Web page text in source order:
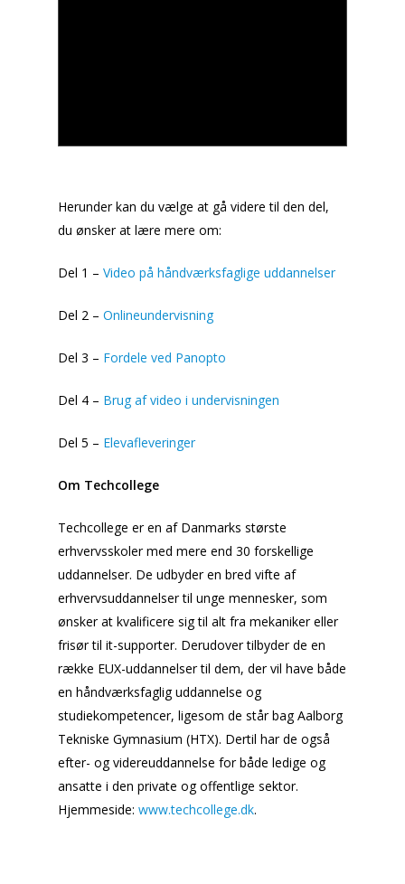
Herunder kan du vælge at gå videre til den del,
du ønsker at lære mere om:
Del 1 –Video på håndværksfaglige uddannelser
Del 2 –Onlineundervisning
Del 3 – Fordele ved Panopto
Del 4 – Brug af video i undervisningen
Del 5 – Elevafleveringer
Om Techcollege
Techcollege er en af Danmarks største
erhvervsskoler med mere end 30 forskellige
uddannelser. De udbyder en bred vifte af
erhvervsuddannelser til unge mennesker, som
ønsker at kvalificere sig til alt fra mekaniker eller
frisør til it-supporter. Derudover tilbyder de en
række EUX-uddannelser til dem, der vil have både
en håndværksfaglig uddannelse og
studiekompetencer, ligesom de står bag Aalborg
Tekniske Gymnasium (HTX). Dertil har de også
efter- og videreuddannelse for både ledige og
ansatte i den private og offentlige sektor.
Hjemmeside:www.techcollege.dk.